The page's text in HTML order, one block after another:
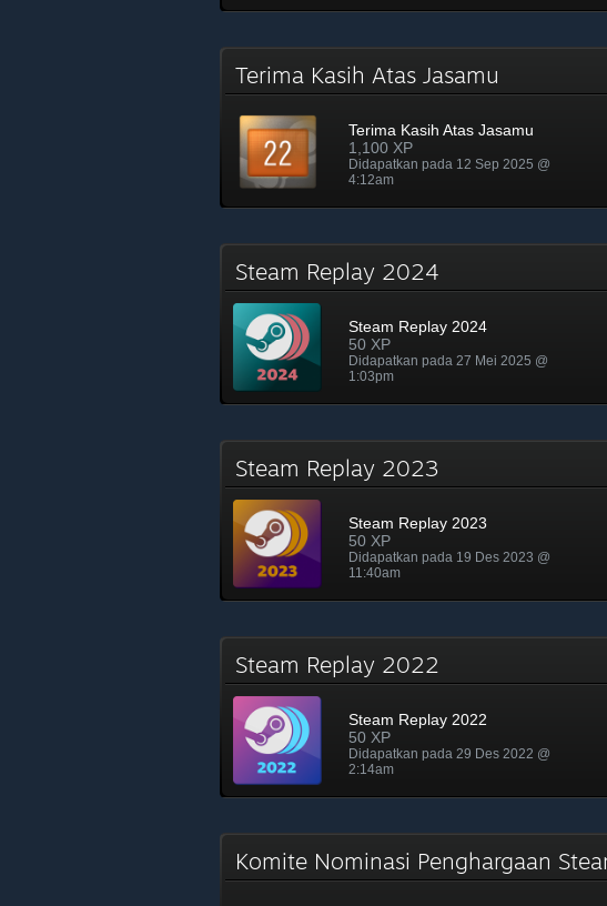
Terima Kasih Atas Jasamu
Terima Kasih Atas Jasamu
1,100 XP
Didapatkan pada 12 Sep 2025 @
4:12am
Steam Replay 2024
Steam Replay 2024
50 XP
Didapatkan pada 27 Mei 2025 @
1:03pm
Steam Replay 2023
Steam Replay 2023
50 XP
Didapatkan pada 19 Des 2023 @
11:40am
Steam Replay 2022
Steam Replay 2022
50 XP
Didapatkan pada 29 Des 2022 @
2:14am
Komite Nominasi Penghargaan